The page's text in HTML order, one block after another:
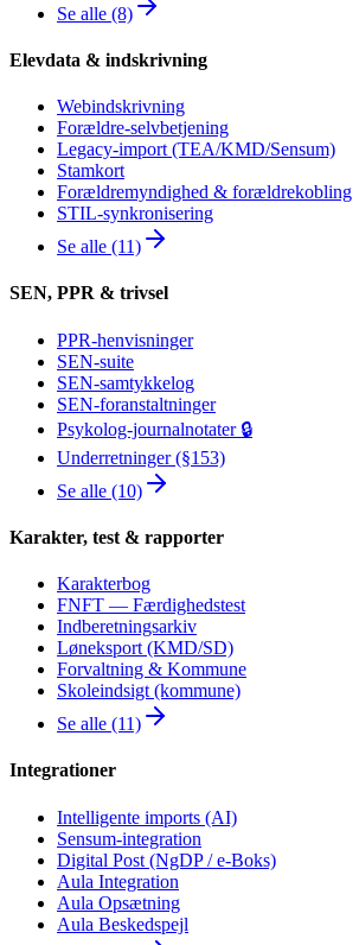
Se alle (8)
Elevdata & indskrivning
Webindskrivning
Forældre-selvbetjening
Legacy-import (TEA/KMD/Sensum)
Stamkort
Forældremyndighed & forældrekobling
STIL-synkronisering
Se alle (11)
SEN, PPR & trivsel
PPR-henvisninger
SEN-suite
SEN-samtykkelog
SEN-foranstaltninger
Psykolog-journalnotater 🔒
Underretninger (§153)
Se alle (10)
Karakter, test & rapporter
Karakterbog
FNFT — Færdighedstest
Indberetningsarkiv
Løneksport (KMD/SD)
Forvaltning & Kommune
Skoleindsigt (kommune)
Se alle (11)
Integrationer
Intelligente imports (AI)
Sensum-integration
Digital Post (NgDP / e-Boks)
Aula Integration
Aula Opsætning
Aula Beskedspejl